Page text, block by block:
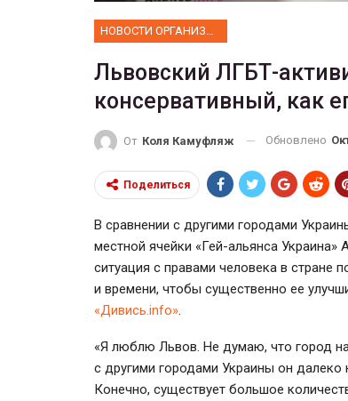
НОВОСТИ ОРГАНИЗАЦИИ
Львовский ЛГБТ-
консервативный, как
От Коля Камуфляж Обновлено
Поделиться
В сравнении с другими городами
местной ячейки «Гей-альянса Украина»
ситуация с правами человека в стране
и времени, чтобы существенно ее
«Дивись.info»
«Я люблю Львов. Не думаю, что город
с другими городами Украины он далеко
Конечно, существует большое